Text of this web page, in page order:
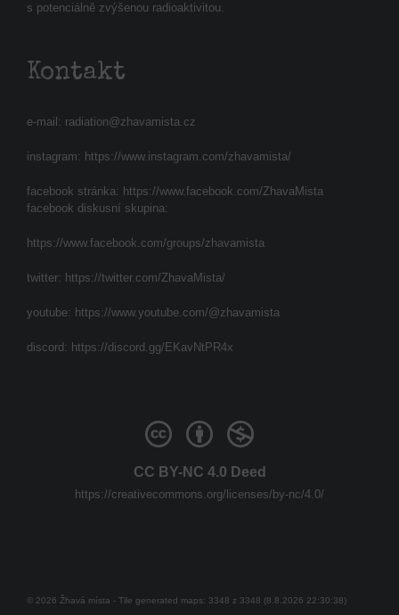
s potenciálně zvýšenou radioaktivitou.
Kontakt
e-mail: radiation@zhavamista.cz
instagram: https://www.instagram.com/zhavamista/
facebook stránka: https://www.facebook.com/ZhavaMista
facebook diskusní skupina:
https://www.facebook.com/groups/zhavamista
twitter: https://twitter.com/ZhavaMista/
youtube: https://www.youtube.com/@zhavamista
discord: https://discord.gg/EKavNtPR4x
CC BY-NC 4.0 Deed
https://creativecommons.org/licenses/by-nc/4.0/
© 2026 Žhavá místa - Tile generated maps: 3348 z 3348 (8.8.2026 22:30:38)